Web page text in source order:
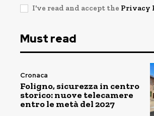
I've read and accept the Privacy
Must read
Cronaca
Foligno, sicurezza in centro
storico: nuove telecamere
entro le metà del 2027